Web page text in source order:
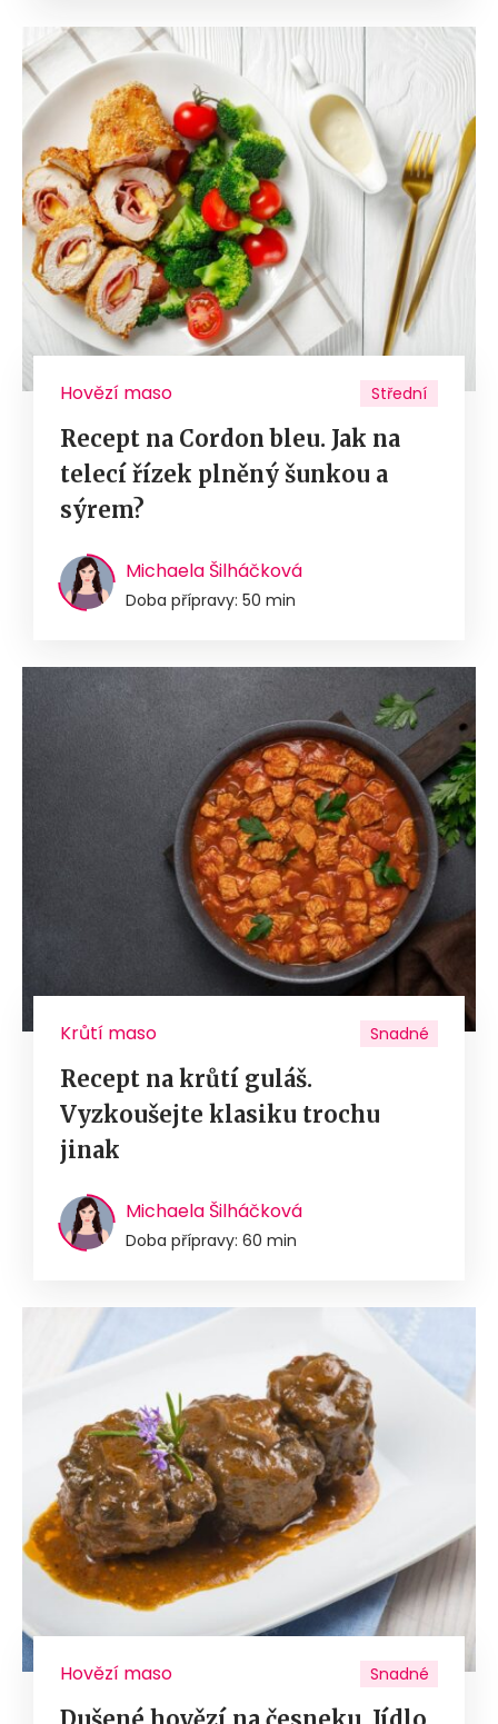
Hovězí maso Střední
Recept na Cordon bleu. Jak na
telecí řízek plněný šunkou a
sýrem?
Michaela Šilháčková
Doba přípravy: 50 min
Krůtí maso Snadné
Recept na krůtí guláš.
Vyzkoušejte klasiku trochu
jinak
Michaela Šilháčková
Doba přípravy: 60 min
Hovězí maso Snadné
Dušené hovězí na česneku. Jídlo,